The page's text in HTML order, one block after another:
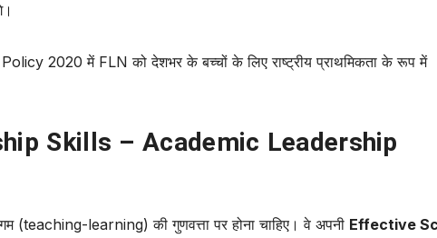
2020 में FLN को देशभर के बच्चों के लिए राष्ट्रीय प्राथमिकता के रूप में
Skills – Academic Leadership
(teaching-learning) की गुणवत्ता पर होना चाहिए। वे अपनी Effective